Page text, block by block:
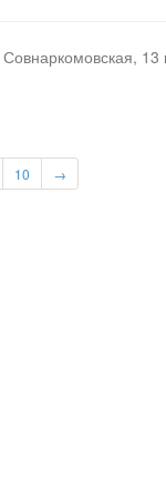
Совнаркомовская,
10 →